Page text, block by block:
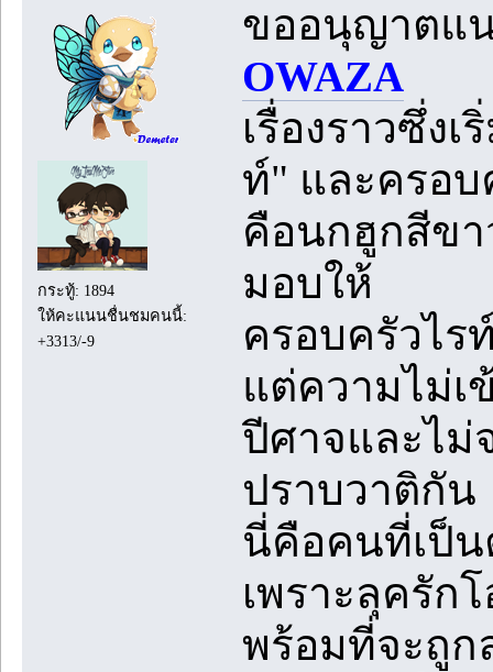
กระทู้: 1894
ให้คะแนนชื่นชมคนนี้:
+3313/-9
ขออนุญาตแ
OWAZA
เรื่องราวซึ่ง
ท์" และครอบ
คือนกฮูกสีข
มอบให้
ครอบครัวไร
แต่ความไม่เ
ปีศาจและไม่
ปราบวาติกัน
นี่คือคนที่เป็น
เพราะลุครัก
พร้อมที่จะถูก